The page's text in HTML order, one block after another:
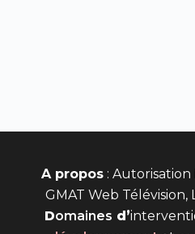
A propos: Autorisation
GMAT Web Télévision,
Domaines d’